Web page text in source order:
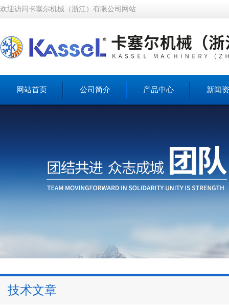
欢迎访问卡塞尔机械（浙江）有限公司网站
网站首页 公司简介 产品中心 新闻
技术文章